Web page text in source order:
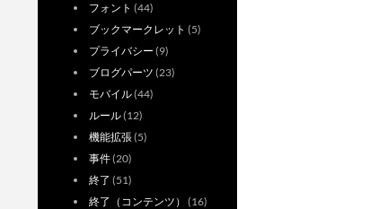
フォント (44)
ブックマークレット (5)
プライバシー (9)
ブログパーツ (23)
モバイル(44)
ルール(12)
機能拡張(5)
事件(20)
終了 (51)
終了（コンテンツ） (16)